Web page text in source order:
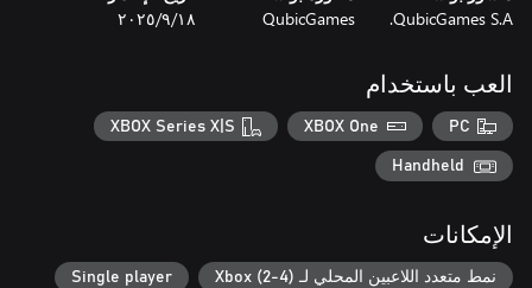
QubicGames S.A.
QubicGames ١٨‏/٩‏/٢٠٢٥
العب باستخدام
PC
XBOX One
XBOX Series X|S
Handheld
الإمكانات
نمط متعدد اللاعبين المحلي لـ Xbox (2-4) Single player